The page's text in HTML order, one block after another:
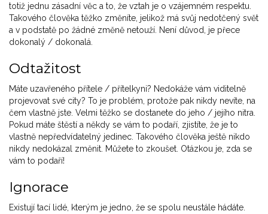
totiž jednu zásadní věc a to, že vztah je o vzájemném respektu.
Takového člověka těžko změníte, jelikož má svůj nedotčený svět
a v podstatě po žádné změně netouží. Není důvod, je přece
dokonalý / dokonalá.
Odtažitost
Máte uzavřeného přítele / přítelkyni? Nedokáže vám viditelně
projevovat své city? To je problém, protože pak nikdy nevíte, na
čem vlastně jste. Velmi těžko se dostanete do jeho / jejího nitra.
Pokud máte štěstí a někdy se vám to podaří, zjistíte, že je to
vlastně nepředvídatelný jedinec. Takového člověka ještě nikdo
nikdy nedokázal změnit. Můžete to zkoušet. Otázkou je, zda se
vám to podaří!
Ignorace
Existují tací lidé, kterým je jedno, že se spolu neustále hádáte.